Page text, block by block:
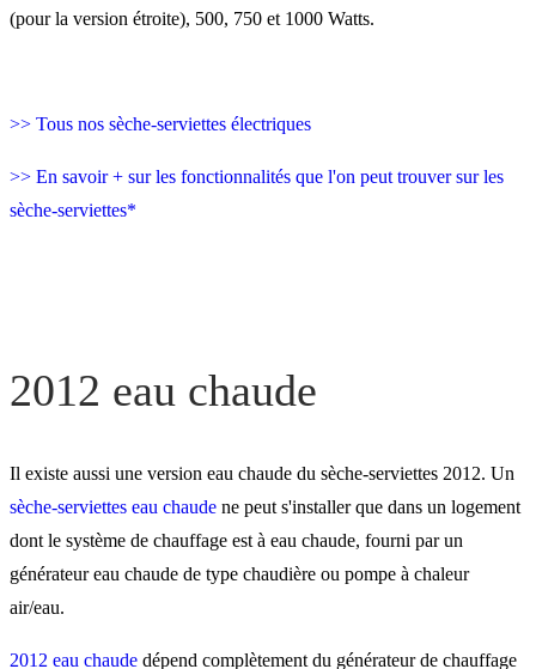
(pour la version étroite), 500, 750 et 1000 Watts.
>> Tous nos sèche-serviettes électriques
>> En savoir + sur les fonctionnalités que l'on peut trouver sur les
sèche-serviettes*
2012 eau chaude
Il existe aussi une version eau chaude du sèche-serviettes 2012. Un
sèche-serviettes eau chaude ne peut s'installer que dans un logement
dont le système de chauffage est à eau chaude, fourni par un
générateur eau chaude de type chaudière ou pompe à chaleur
air/eau.
2012 eau chaude dépend complètement du générateur de chauffage